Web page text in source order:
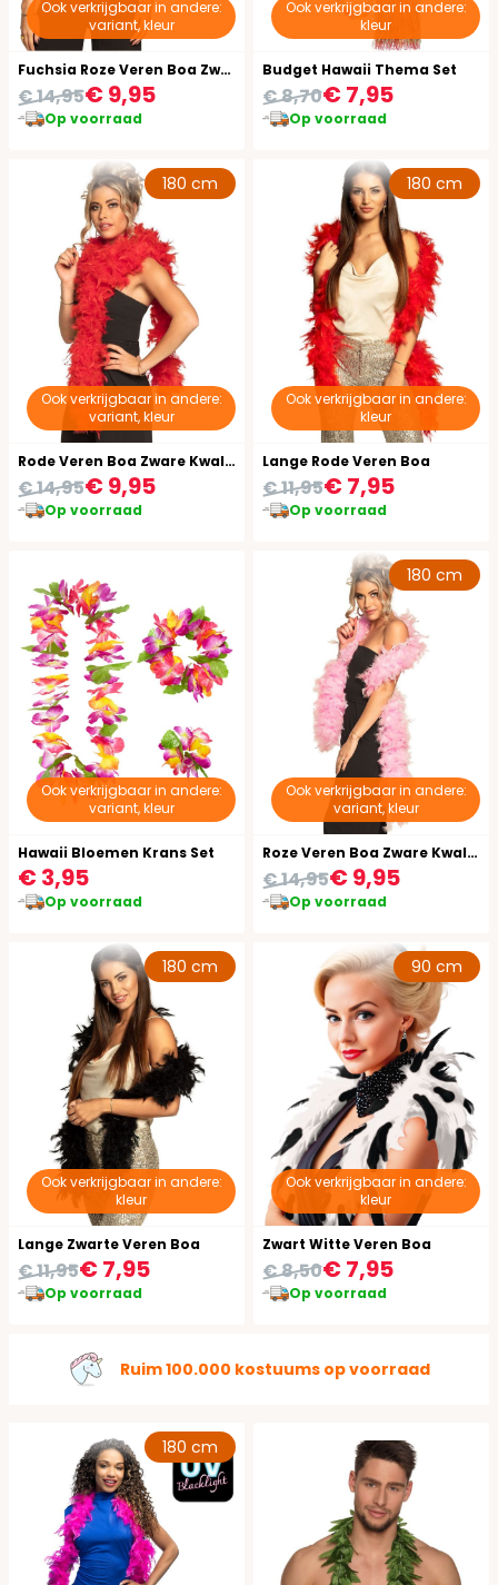
Ook verkrijgbaar in andere:
variant, kleur
Fuchsia Roze Veren Boa Zware Kwaliteit
€ 9,95
€ 14,95
Op voorraad
Ook verkrijgbaar in andere:
kleur
Budget Hawaii Thema Set
€ 7,95
€ 8,70
Op voorraad
Ook verkrijgbaar in andere:
variant, kleur
180 cm
Rode Veren Boa Zware Kwaliteit
€ 9,95
€ 14,95
Op voorraad
Ook verkrijgbaar in andere:
kleur
180 cm
Lange Rode Veren Boa
€ 7,95
€ 11,95
Op voorraad
Ook verkrijgbaar in andere:
variant, kleur
Hawaii Bloemen Krans Set
€ 3,95
Op voorraad
Ook verkrijgbaar in andere:
variant, kleur
180 cm
Roze Veren Boa Zware Kwaliteit
€ 9,95
€ 14,95
Op voorraad
Ook verkrijgbaar in andere:
kleur
180 cm
Lange Zwarte Veren Boa
€ 7,95
€ 11,95
Op voorraad
Ook verkrijgbaar in andere:
kleur
90 cm
Zwart Witte Veren Boa
€ 7,95
€ 8,50
Op voorraad
Ruim 100.000 kostuums op voorraad
180 cm